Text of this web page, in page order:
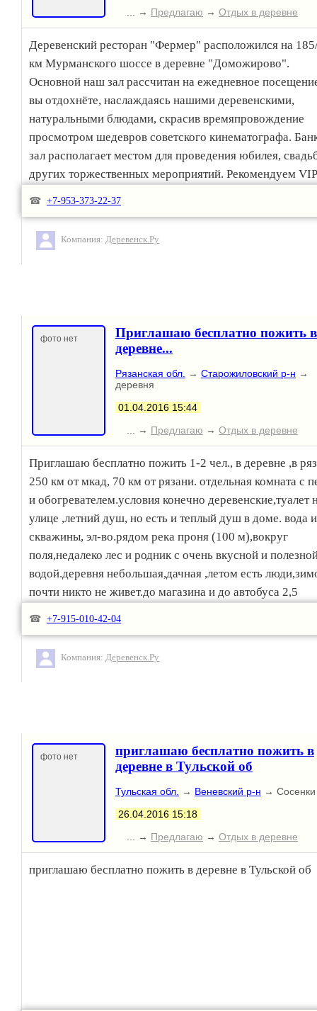
... → Предлагаю → Отдых в деревне
Деревенский ресторан "Фермер" расположился на
км Мурманского шоссе в деревне "Доможирово".
Основной наш зал рассчитан на ежедневное
вы отдохнёте, наслаждаясь нашими деревенскими,
натуральными блюдами, скрасив времяпровождение
просмотром шедевров советского кинематографа.
зал располагает местом для проведения юбилея,
других торжественных мероприятий. Рекомендуем
ПРОЧИЕ УСЛУГИ
Предлагаем вам воспользоваться услугами:
ВРЕМЯ РАБОТЫ И КОНТАКТЫ
Мы работаем круглосуточно.
Телефон ресторана: + 7 (921) 427-73-38
Наша почта: info@fermer.net.ru
Официальный сайт: http://fermer.net.ru
Группа во вконтакте: http://vk.com/club74258259
☎ +7-953-373-22-37
Компания: Деревенск.Ру
фото нет
Приглашаю бесплатно пожить в
деревне...
Рязанская обл. → Старожиловский р-н →
деревня
01.04.2016 15:44
... → Предлагаю → Отдых в деревне
Приглашаю бесплатно пожить 1-2 чел., в деревне ,в
250 км от мкад, 70 км от рязани. отдельная комната с
и обогревателем.условия конечно деревенские,туалет
улице ,летний душ, но есть и теплый душ в доме. вода
скважины, эл-во.рядом река проня (100 м),вокруг
поля,недалеко лес и родник с очень вкусной и
водой.деревня небольшая,дачная ,летом есть
почти никто не живет.до магазина и до автобуса 2,5
города, много луговой клубники.приезжайте ,живите
,наслаждайтесь природой.
☎ +7-915-010-42-04
Компания: Деревенск.Ру
фото нет
приглашаю бесплатно пожить в
деревне в Тульской об
Тульская обл. → Веневский р-н → Сосенки
26.04.2016 15:18
... → Предлагаю → Отдых в деревне
приглашаю бесплатно пожить в деревне в Тульской об